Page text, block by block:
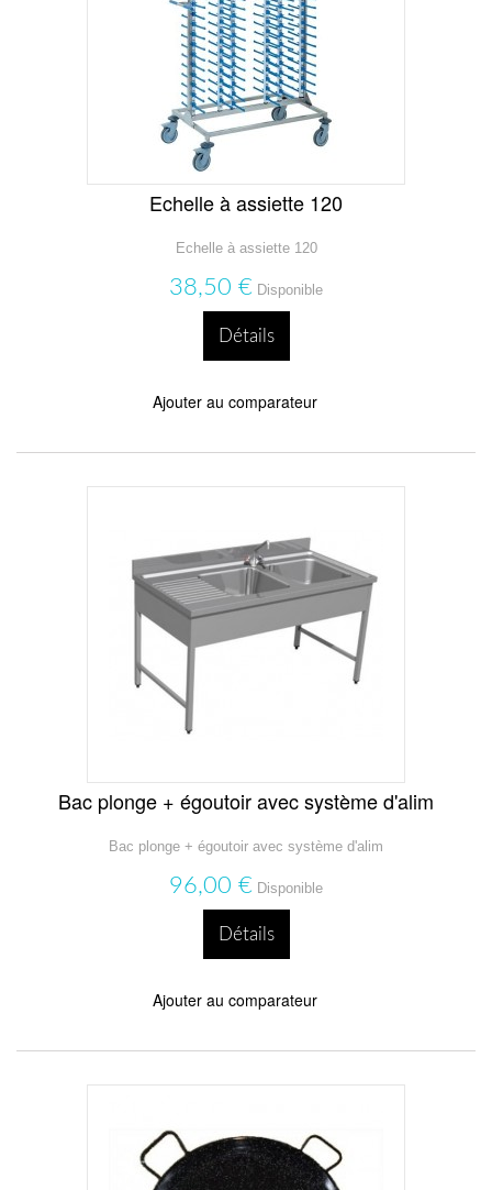
Echelle à assiette 120
Echelle à assiette 120
38,50 € Disponible
Détails
Ajouter au comparateur
Bac plonge + égoutoir avec système d'alim
Bac plonge + égoutoir avec système d'alim
96,00 € Disponible
Détails
Ajouter au comparateur